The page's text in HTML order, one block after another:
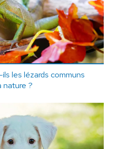
les lézards communs
nature ?